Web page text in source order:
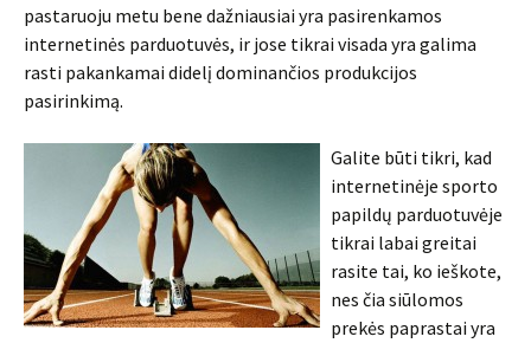
pastaruoju metu bene dažniausiai yra pasirenkamos
internetinės parduotuvės, ir jose tikrai visada yra galima
rasti pakankamai didelį dominančios produkcijos
pasirinkimą.
Galite būti tikri, kad
internetinėje sporto
papildų parduotuvėje
tikrai labai greitai
rasite tai, ko ieškote,
nes čia siūlomos
prekės paprastai yra